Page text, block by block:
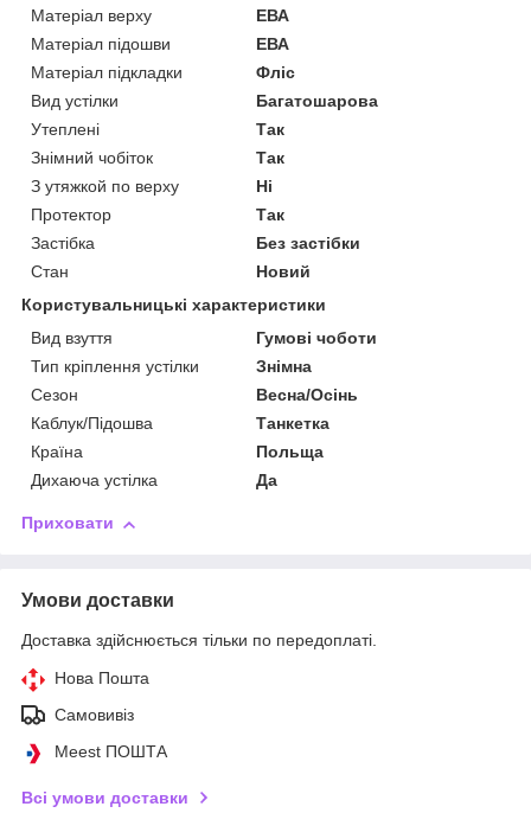
Матеріал верху
ЕВА
Матеріал підошви
ЕВА
Матеріал підкладки
Фліс
Вид устілки
Багатошарова
Утеплені
Так
Знімний чобіток
Так
З утяжкой по верху
Ні
Протектор
Так
Застібка
Без застібки
Стан
Новий
Користувальницькі характеристики
Вид взуття
Гумові чоботи
Тип кріплення устілки
Знімна
Сезон
Весна/Осінь
Каблук/Підошва
Танкетка
Країна
Польща
Дихаюча устілка
Да
Приховати
Умови доставки
Доставка здійснюється тільки по передоплаті.
Нова Пошта
Самовивіз
Meest ПОШТА
Всі умови доставки